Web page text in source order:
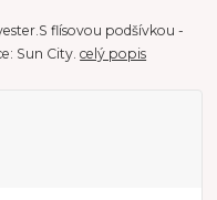
flísovou podšívkou -
Sun City.celý popis